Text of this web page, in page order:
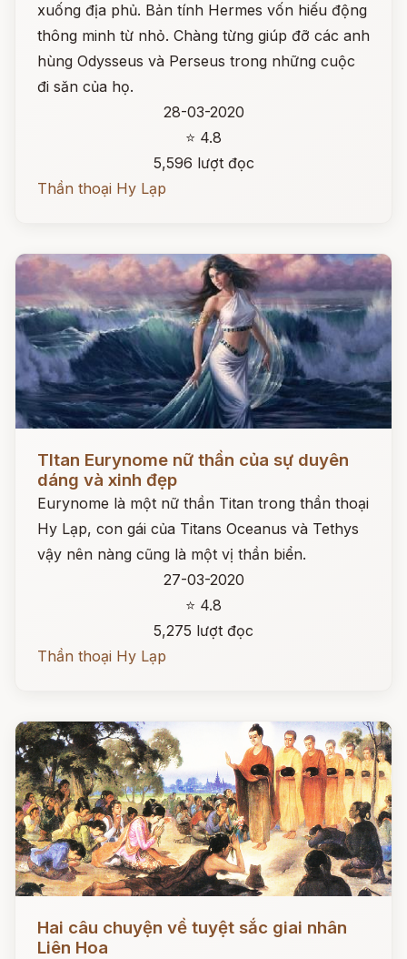
xuống địa phủ. Bản tính Hermes vốn hiếu động
thông minh từ nhỏ. Chàng từng giúp đỡ các anh
hùng Odysseus và Perseus trong những cuộc
đi săn của họ.
28-03-2020
⭐ 4.8
5,596 lượt đọc
Thần thoại Hy Lạp
TItan Eurynome nữ thần của sự duyên
dáng và xinh đẹp
Eurynome là một nữ thần Titan trong thần thoại
Hy Lạp, con gái của Titans Oceanus và Tethys
vậy nên nàng cũng là một vị thần biển.
27-03-2020
⭐ 4.8
5,275 lượt đọc
Thần thoại Hy Lạp
Hai câu chuyện về tuyệt sắc giai nhân
Liên Hoa